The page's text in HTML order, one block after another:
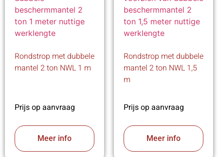
Rondstrop met dubbele
mantel 2 ton NWL 1 m
Prijs op aanvraag
Meer info
Rondstrop met dubbele
mantel 2 ton NWL 1,5
m
Prijs op aanvraag
Meer info